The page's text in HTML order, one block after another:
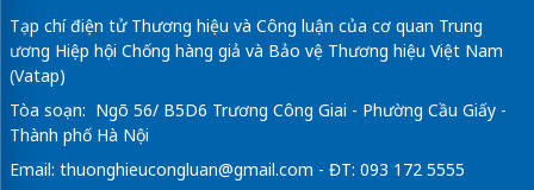
Tạp chí điện tử Thương hiệu và Công luận của cơ quan Trung
ương Hiệp hội Chống hàng giả và Bảo vệ Thương hiệu Việt Nam
(Vatap)
Tòa soạn: Ngõ 56/ B5D6 Trương Công Giai - Phường Cầu Giấy -
Thành phố Hà Nội
Email: thuonghieucongluan@gmail.com - ĐT: 093 172 5555